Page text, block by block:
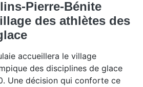
Pierre-Bénite
des athlètes des
accueillera le village
des disciplines de glace
Une décision qui conforte ce